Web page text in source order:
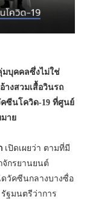
มบุคคลซึ่งไม่ใช่
งสวมเสื้อวินรถ
ซีนโควิด-19 ที่ศูนย์
าย
เปิดเผยว่า ตามที่มี
จักรยานยนต์
วัคซีนกลางบางซื่อ
ฐมนตรีว่าการ